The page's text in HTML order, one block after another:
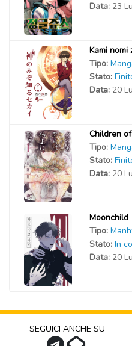
Data: 23
Kami nomi
Tipo:
Stato:
Data: 20
Children
Tipo:
Stato:
Data: 20
Moonchild
Tipo:
Stato: In
Data: 20
SEGUICI ANCHE SU